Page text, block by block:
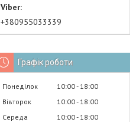
+380955033339
Графік роботи
Понеділок 10:00 18:00
Вівторок
10:00 18:00
Середа
10:00 18:00